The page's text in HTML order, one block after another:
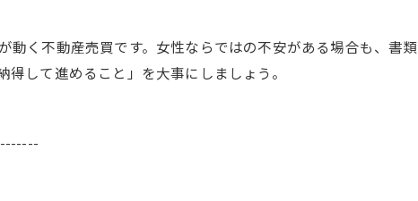
く不動産売買です。女性ならではの不安がある場合も、書
して進めること」を大事にしましょう。